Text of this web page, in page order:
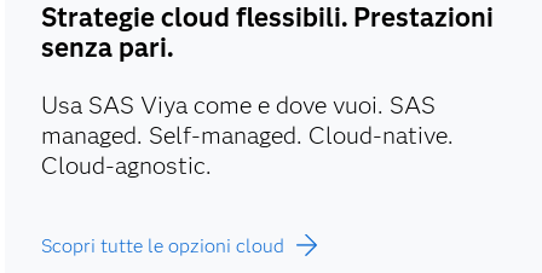
Strategie cloud flessibili. Prestazioni
senza pari.
Usa SAS Viya come e dove vuoi. SAS
managed. Self-managed. Cloud-native.
Cloud-agnostic.
Scopri tutte le opzioni cloud